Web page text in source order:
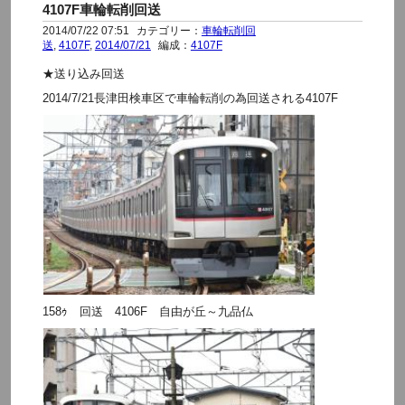
4107F車輪転削回送
2014/07/22 07:51 カテゴリー： 車輪転削回
送 4107F, 2014/07/21 編成： 4107F
★送り込み回送
2014/7/21長津田検車区で車輪転削の為回送される4107F
158ｩ 回送 4106F 自由が丘～九品仏